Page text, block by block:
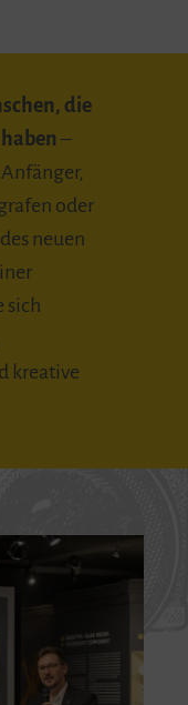
die
–
oder
neuen
sich
kreative